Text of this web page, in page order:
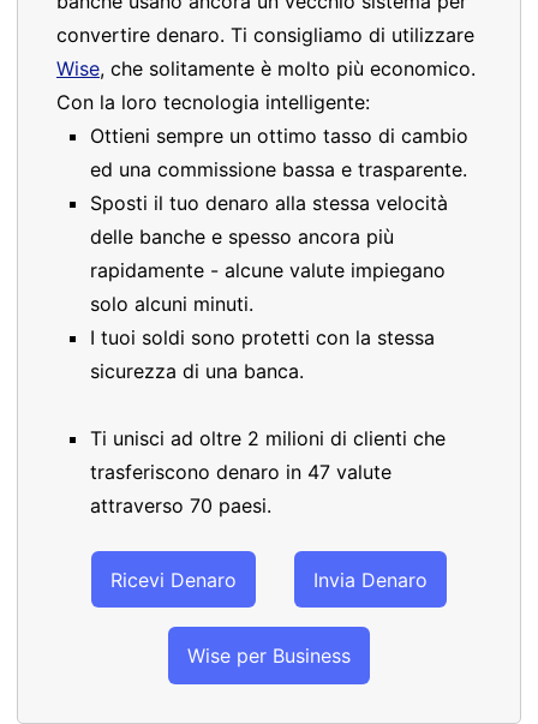
convertire denaro. Ti consigliamo di utilizzare
Wise, che solitamente è molto più economico.
Con la loro tecnologia intelligente:
Ottieni sempre un ottimo tasso di cambio
ed una commissione bassa e trasparente.
Sposti il tuo denaro alla stessa velocità
delle banche e spesso ancora più
rapidamente - alcune valute impiegano
solo alcuni minuti.
I tuoi soldi sono protetti con la stessa
sicurezza di una banca.
Ti unisci ad oltre 2 milioni di clienti che
trasferiscono denaro in 47 valute
attraverso 70 paesi.
Ricevi Denaro Invia Denaro
Wise per Business